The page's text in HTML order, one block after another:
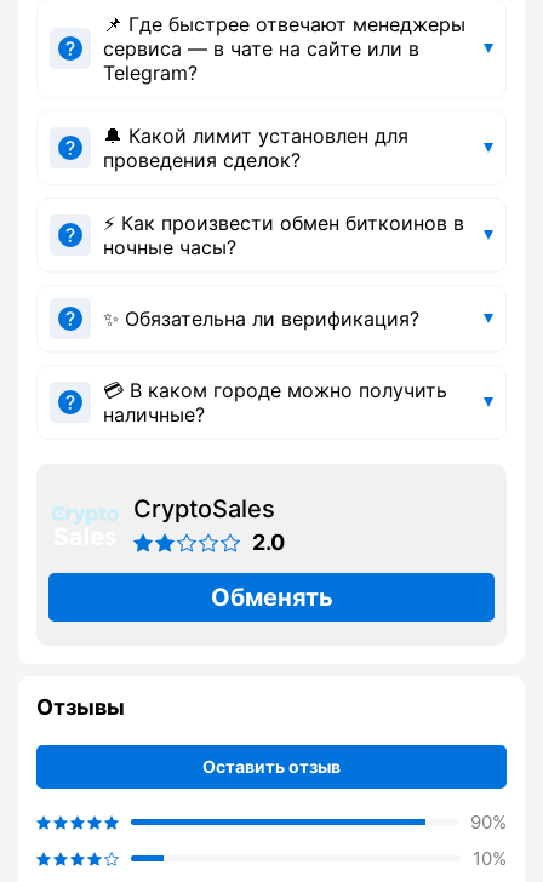
📌 Где быстрее отвечают менеджеры
сервиса — в чате на сайте или в
Telegram?
🔔 Какой лимит установлен для
проведения сделок?
⚡ Как произвести обмен биткоинов в
ночные часы?
✨ Обязательна ли верификация?
💳 В каком городе можно получить
наличные?
CryptoSales
2.0
Обменять
Отзывы
Оставить отзыв
90%
10%